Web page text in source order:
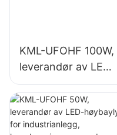
KML-UFOHF 100W,
leverandør av LED-
høybaylys for
industrianlegg,
lagerbygninger og
andre